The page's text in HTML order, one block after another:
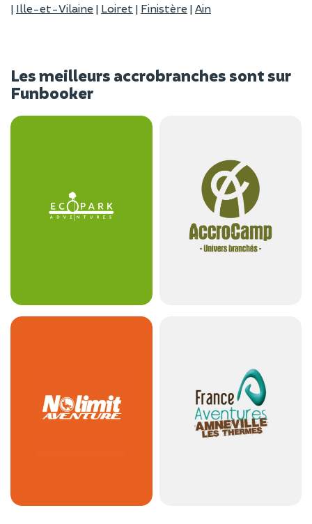
| Ille-et-Vilaine | Loiret | Finistère | Ain
Les meilleurs accrobranches sont sur
Funbooker